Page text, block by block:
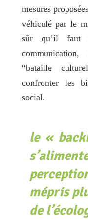
mesures
véhiculé par le
sûr qu’il faut
“bataille
confronter les
social.
le «
mépris
de